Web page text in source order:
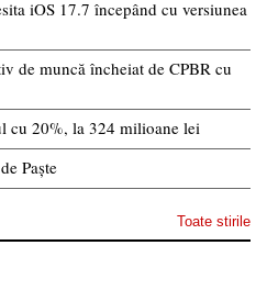
iOS 17.7 începând cu versiunea
de muncă încheiat de CPBR cu
cu 20%, la 324 milioane lei
Paște
Toate stirile